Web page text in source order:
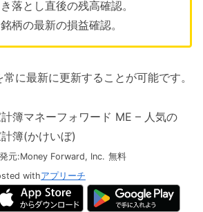
落とし直後の残高確認。
柄の最新の損益確認。
に最新に更新することが可能です。
簿マネーフォワード ME – 人気の
簿(かけいぼ)
元:Money Forward, Inc. 無料
withアプリーチ